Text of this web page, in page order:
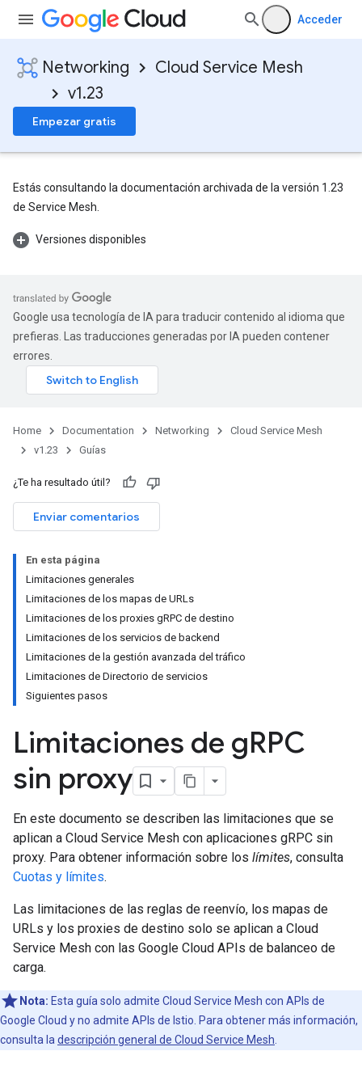
Acceder
Networking
Cloud Service Mesh
v1.23
Empezar gratis
Estás consultando la documentación archivada de la versión 1.23
de Service Mesh.
Versiones disponibles
Google usa tecnología de IA para traducir contenido al idioma que
prefieras. Las traducciones generadas por IA pueden contener
errores.
Home Documentation Networking
Cloud Service Mesh
v1.23
Guías
¿Te ha resultado útil?
Enviar comentarios
En esta página
Limitaciones generales
Limitaciones de los mapas de URLs
Limitaciones de los proxies gRPC de destino
Limitaciones de los servicios de backend
Limitaciones de la gestión avanzada del tráfico
Limitaciones de Directorio de servicios
Siguientes pasos
Limitaciones de gRPC
sin proxy
En este documento se describen las limitaciones que se
aplican a Cloud Service Mesh con aplicaciones gRPC sin
proxy. Para obtener información sobre los límites, consulta
Cuotas y límites.
Las limitaciones de las reglas de reenvío, los mapas de
URLs y los proxies de destino solo se aplican a Cloud
Service Mesh con las Google Cloud APIs de balanceo de
carga.
Nota: Esta guía solo admite Cloud Service Mesh con APIs de
Google Cloud y no admite APIs de Istio. Para obtener más información,
consulta la descripción general de Cloud Service Mesh